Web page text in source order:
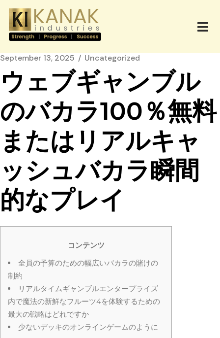
September 13, 2025 Uncategorized
ウェブギャンブル
のバカラ100％無料
またはリアルキャ
ッシュバカラ瞬間
的なプレイ
コンテンツ
全員の予算のための幅広いバカラの賭けの
制約
リアルタイムギャンブルエンタープライズ
内で魔法の新鮮なフルーツ4を体験するための
最大の戦略はどれですか
少ないデッキのオンラインゲームのように